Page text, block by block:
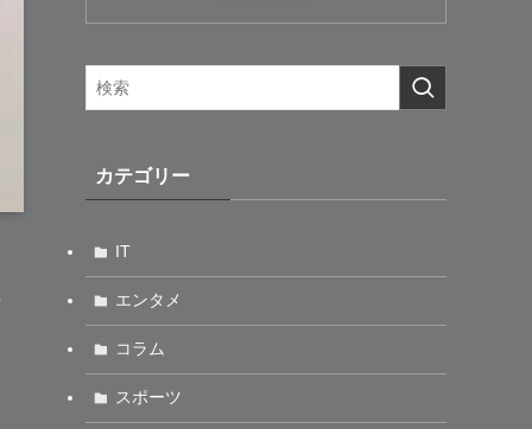
カテゴリー
IT
エンタメ
コラム
スポーツ